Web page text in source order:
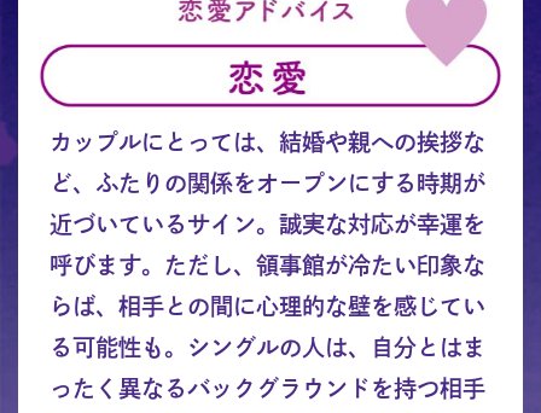
カップルにとっては、結婚や親への挨拶な
ど、ふたりの関係をオープンにする時期が
近づいているサイン。誠実な対応が幸運を
呼びます。ただし、領事館が冷たい印象な
らば、相手との間に心理的な壁を感じてい
る可能性も。シングルの人は、自分とはま
ったく異なるバックグラウンドを持つ相手